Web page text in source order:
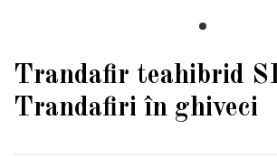
Trandafir teahibrid
Trandafiri în ghiveci